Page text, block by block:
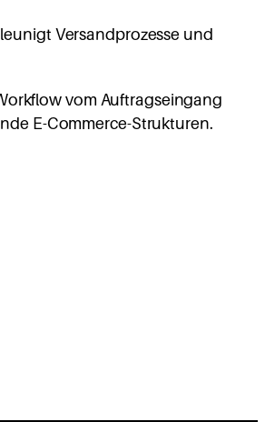
Versandprozesse und
vom Auftragseingang
E-Commerce-Strukturen.